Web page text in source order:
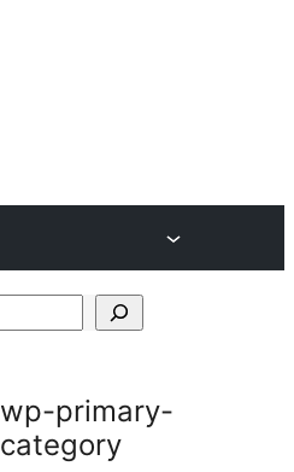
wp-primary-
category